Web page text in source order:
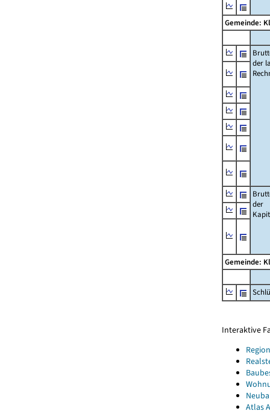
Gemeinde:
der
der
Gemeinde:
Interaktive
Atlas